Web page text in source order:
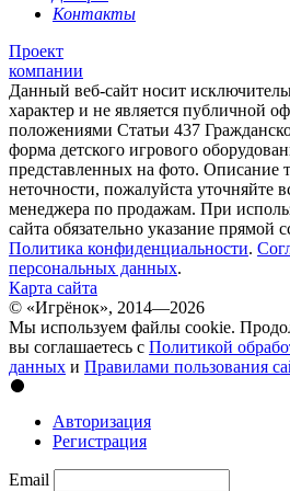
Контакты
Проект
компании
Данный веб-сайт носит
характер и не является публичной
положениями Статьи 437
форма детского игрового
представленных на фото. Описание
неточности, пожалуйста уточняйте
менеджера по продажам. При
сайта обязательно указание прямой
Политика конфиденциальности.
персональных данных.
Карта сайта
© «Игрёнок», 2014—2026
Мы используем файлы cookie.
вы соглашаетесь с Политикой
данных и Правилами пользования
Авторизация
Регистрация
Email